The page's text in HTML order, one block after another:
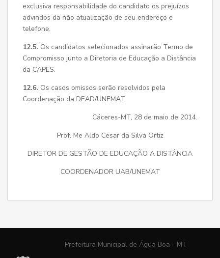
exclusiva responsabilidade do candidato os prejuízos
advindos da não atualização de seu endereço e
telefone.
12.5. Os candidatos selecionados assinarão Termo de
Compromisso junto a Diretoria de Educação a Distância
da CAPES.
12.6. Os casos omissos serão resolvidos pela
Coordenação da DEAD/UNEMAT.
Cáceres-MT, 28 de maio de 2014.
Prof. Me Aldo Cesar da Silva Ortiz
DIRETOR DE GESTÃO DE EDUCAÇÃO A DISTÂNCIA
COORDENADOR UAB/UNEMAT
Prefeitura Municipal de Água Boa - MT